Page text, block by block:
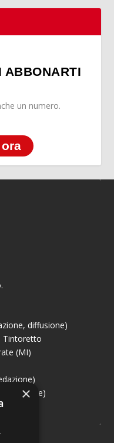
ABBONARTI
un numero.
diffusione)
Tintoretto
(MI)
×